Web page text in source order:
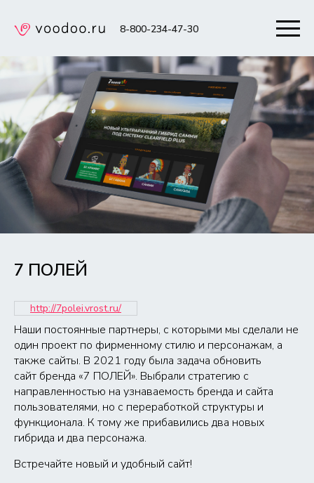
8-800-234-47-30
7 ПОЛЕЙ
http://7polei.vrost.ru/
Наши постоянные партнеры, с которыми мы сделали не
один проект по фирменному стилю и персонажам, а
также сайты. В 2021 году была задача обновить
сайт бренда «7 ПОЛЕЙ». Выбрали стратегию с
направленностью на узнаваемость бренда и сайта
пользователями, но с переработкой структуры и
функционала. К тому же прибавились два новых
гибрида и два персонажа.
Встречайте новый и удобный сайт!